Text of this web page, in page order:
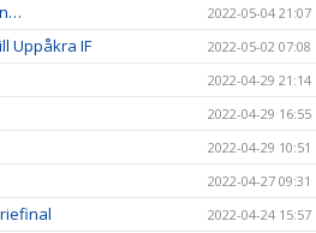
2022-05-04 21:07
Uppåkra IF 2022-05-02 07:08
2022-04-29 21:14
2022-04-29 16:55
2022-04-29 10:51
2022-04-27 09:31
2022-04-24 15:57